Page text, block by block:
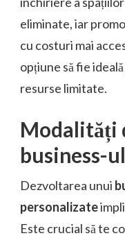
eliminate, iar
cu costuri mai
opțiune să fie
resurse limitate.
Modalități
business-
Dezvoltarea unui
personalizate
Este crucial să te